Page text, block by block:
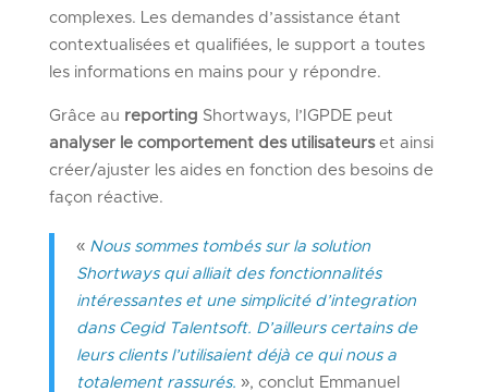
complexes. Les demandes d’assistance étant
contextualisées et qualifiées, le support a toutes
les informations en mains pour y répondre.
Grâce au reporting Shortways, l’IGPDE peut
analyserle comportementdes utilisateurset ainsi
créer/ajuster les aides en fonction des besoins de
façon réactive.
« Nous sommes tombés sur la solution
Shortways qui alliait des fonctionnalités
intéressantes et une simplicité d’integration
dans Cegid Talentsoft. D’ailleurs certains de
leurs clients l’utilisaient déjà ce qui nous a
totalement rassurés. », conclut Emmanuel